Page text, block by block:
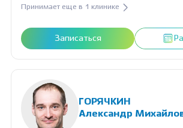
Принимает еще в 1 клинике
Записаться
ГОРЯЧКИН
Александр